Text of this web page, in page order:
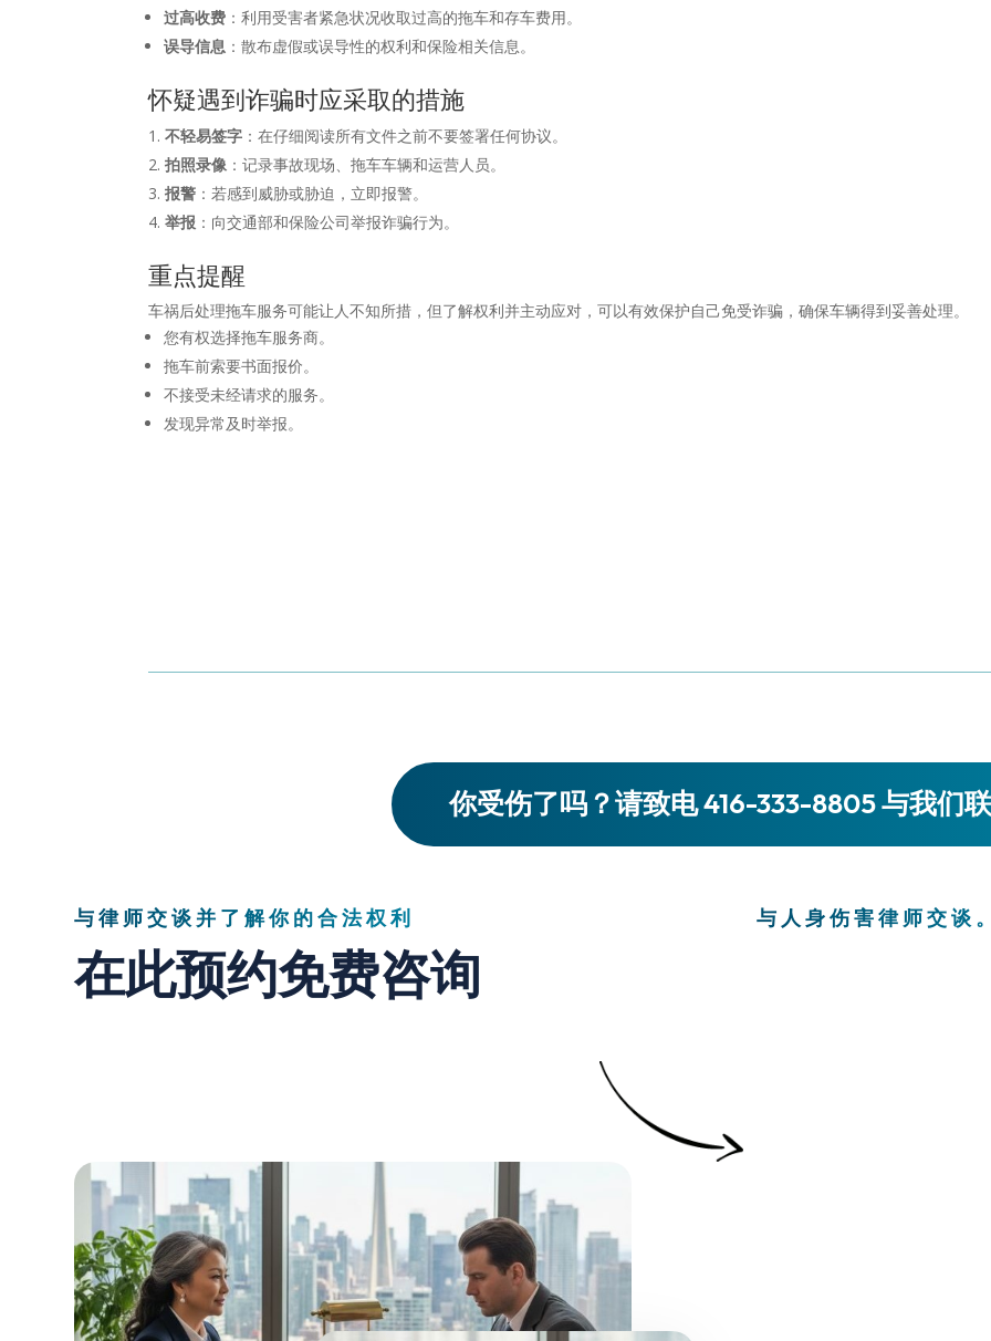
过高收费 ：利用受害者紧急状况收取过高的拖车和存车费用。
误导信息 ：散布虚假或误导性的权利和保险相关信息。
怀疑遇到诈骗时应采取的措施
不轻易签字 ：在仔细阅读所有文件之前不要签署任何协议。
拍照录像 ：记录事故现场、拖车车辆和运营人员。
报警 ：若感到威胁或胁迫，立即报警。
举报 ：向交通部和保险公司举报诈骗行为。
重点提醒
车祸后处理拖车服务可能让人不知所措，但了解权利并主动应对，可以有效保护自己免受诈骗，确保车辆得到妥善处理。
您有权选择拖车服务商。
拖车前索要书面报价。
不接受未经请求的服务。
发现异常及时举报。
你受伤了吗？请致电 416-333-8805 与我们
与律师交谈并了解你的合法权利
在此预约免费咨询
与人身伤害律师交谈